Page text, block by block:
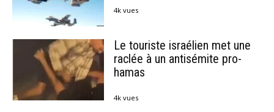
4k vues
Le touriste israélien met une
raclée à un antisémite pro-
hamas
4k vues